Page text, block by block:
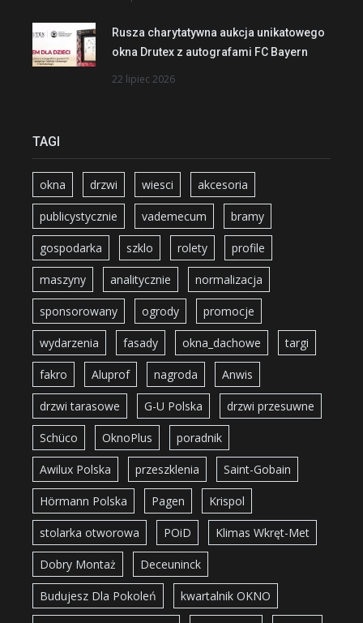
Rusza charytatywna aukcja unikatowego
okna Drutex z autografami FC Bayern
22 lipiec 2026
TAGI
okna drzwi wiesci akcesoria
publicystycznie vademecum bramy
gospodarka szklo rolety profile
maszyny analitycznie normalizacja
sponsorowany ogrody promocje
wydarzenia fasady okna_dachowe targi
fakro Aluprof nagroda Anwis
drzwi tarasowe G-U Polska drzwi przesuwne
Schüco OknoPlus poradnik
Awilux Polska przeszklenia Saint-Gobain
Hörmann Polska Pagen Krispol
stolarka otworowa POiD Klimas Wkręt-Met
Dobry Montaż Deceuninck
Budujesz Dla Pokoleń kwartalnik OKNO